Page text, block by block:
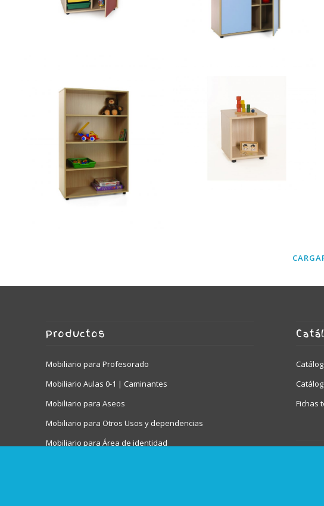
Productos
Mobiliario para Profesorado
Mobiliario Aulas 0-1 | Caminantes
Mobiliario para Aseos
Mobiliario para Otros Usos y dependencias
Mobiliario para Área de identidad
Fichas